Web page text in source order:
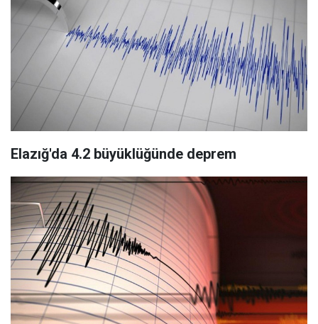
Elazığ'da 4.2 büyüklüğünde deprem